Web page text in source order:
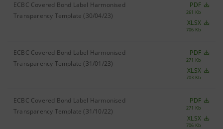
ECBC Covered Bond Label Harmonised
Transparency Template (30/04/23)
PDF
261 Kb
XLSX
706 Kb
ECBC Covered Bond Label Harmonised
Transparency Template (31/01/23)
PDF
271 Kb
XLSX
703 Kb
ECBC Covered Bond Label Harmonised
Transparency Template (31/10/22)
PDF
271 Kb
XLSX
706 Kb